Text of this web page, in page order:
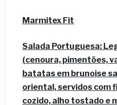
Marmitex Fit
Salada Portuguesa:
(cenoura, pimentões,
batatas em brunoise
oriental, servidos com
cozido, alho tostado e